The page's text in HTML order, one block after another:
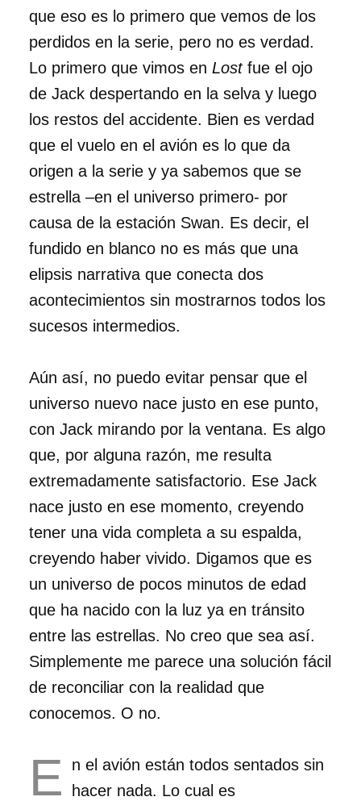
que eso es lo primero que vemos de los
perdidos en la serie, pero no es verdad.
Lo primero que vimos en Lostfue el ojo
de Jack despertando en la selva y luego
los restos del accidente. Bien es verdad
que el vuelo en el avión es lo que da
origen a la serie y ya sabemos que se
estrella –en el universo primero- por
causa de la estación Swan. Es decir, el
fundido en blanco no es más que una
elipsis narrativa que conecta dos
acontecimientos sin mostrarnos todos los
sucesos intermedios.
Aún así, no puedo evitar pensar que el
universo nuevo nace justo en ese punto,
con Jack mirando por la ventana. Es algo
que, por alguna razón, me resulta
extremadamente satisfactorio. Ese Jack
nace justo en ese momento, creyendo
tener una vida completa a su espalda,
creyendo haber vivido. Digamos que es
un universo de pocos minutos de edad
que ha nacido con la luz ya en tránsito
entre las estrellas. No creo que sea así.
Simplemente me parece una solución fácil
de reconciliar con la realidad que
conocemos. O no.
E
n el avión están todos sentados sin
hacer nada. Lo cual es